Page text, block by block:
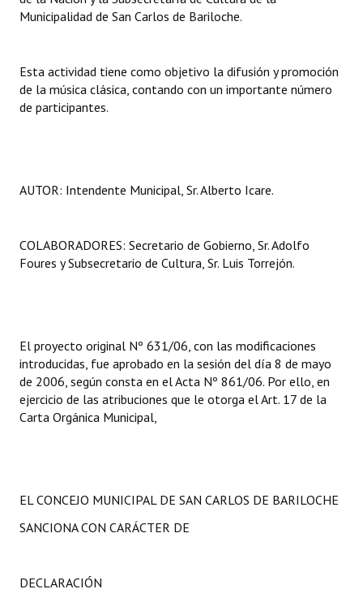
Informes de Unidad Coordinadora
Actas de Audiencias Públicas
Declaraciones
Resoluciones de Presidencia
Noticias Destacadas
Registros y Distinciones
Audiencias Públicas - Registro
Mujeres que Dejaron Huellas - Registro
Municipalidad de San Carlos de Bariloche.
Esta actividad tiene como objetivo la difusión y promoción
de la música clásica, contando con un importante número
de participantes.
AUTOR: Intendente Municipal, Sr. Alberto Icare.
COLABORADORES: Secretario de Gobierno, Sr. Adolfo
Foures y Subsecretario de Cultura, Sr. Luis Torrejón.
El proyecto original Nº 631/06, con las modificaciones
introducidas, fue aprobado en la sesión del día 8 de mayo
de 2006, según consta en el Acta Nº 861/06. Por ello, en
ejercicio de las atribuciones que le otorga el Art. 17 de la
Carta Orgánica Municipal,
EL CONCEJO MUNICIPAL DE SAN CARLOS DE BARILOCHE
SANCIONA CON CARÁCTER DE
DECLARACIÓN